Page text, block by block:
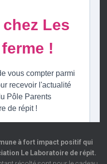
à fort impact positif qui
Le Laboratoire de répit.